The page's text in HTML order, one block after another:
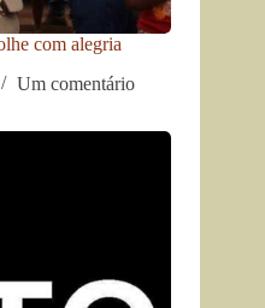
com alegria
Um comentário